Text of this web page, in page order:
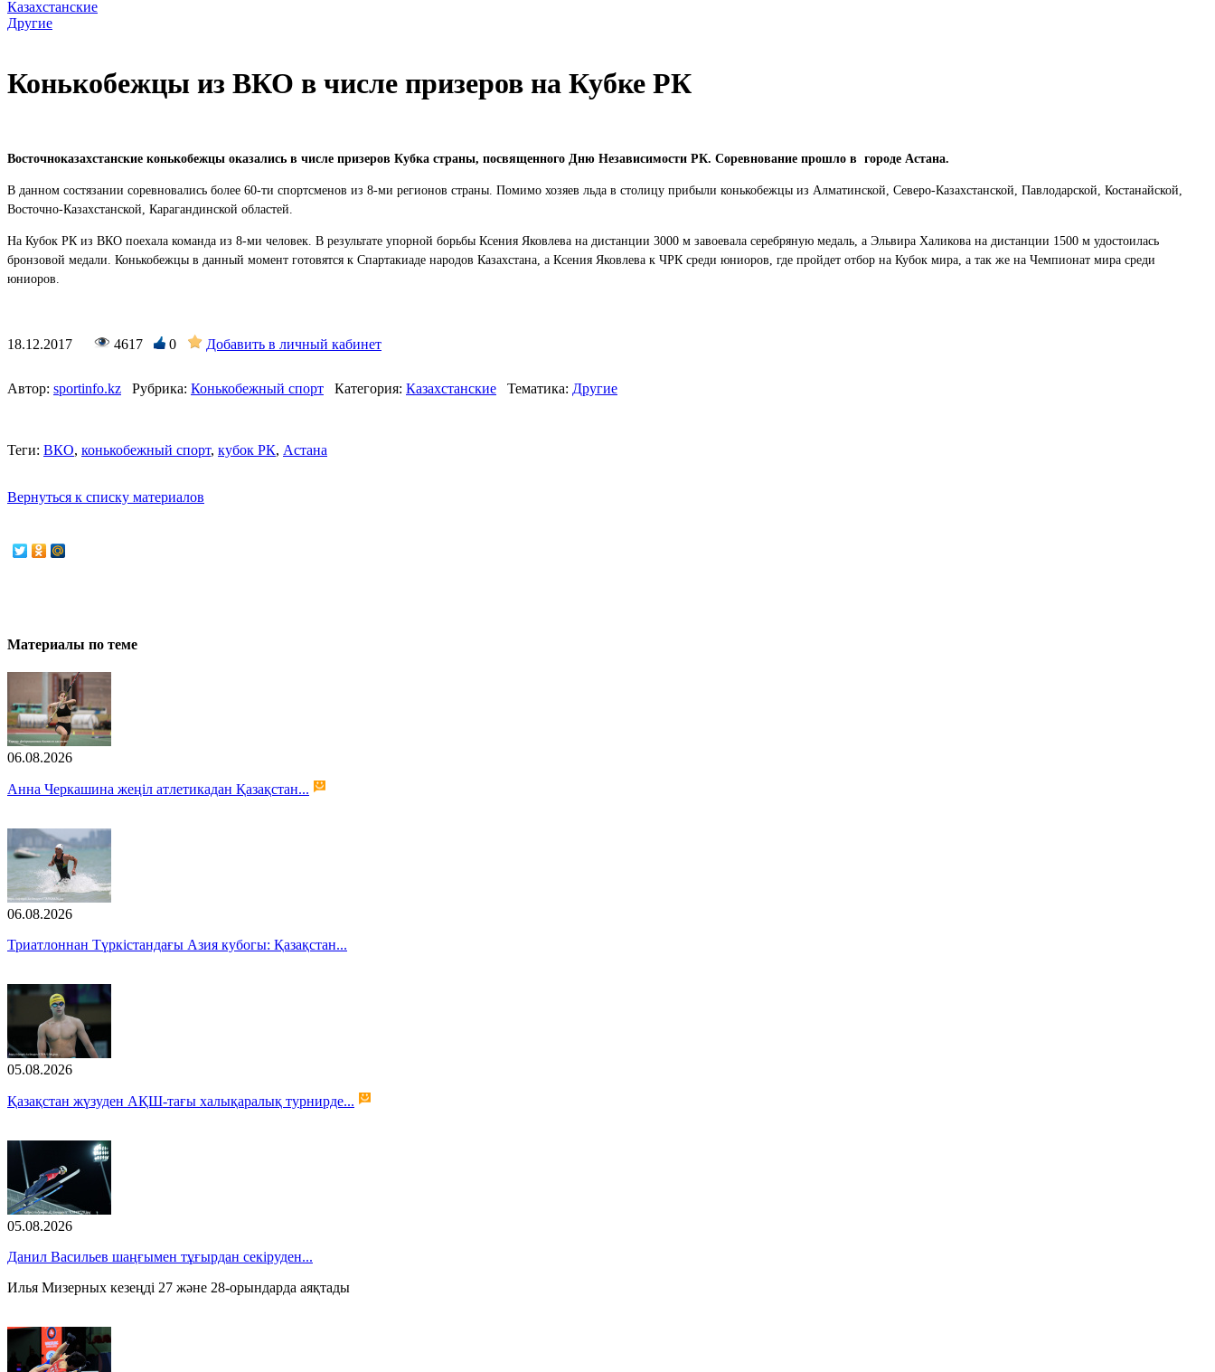
Казахстанские
Другие
Конькобежцы из ВКО в числе призеров на Кубке РК
Восточноказахстанские конькобежцы оказались в числе призеров Кубка страны, посвященного Дню Независимости РК. Соревнование прошло в городе Астана.
В данном состязании соревновались более 60-ти спортсменов из 8-ми регионов страны. Помимо хозяев льда в столицу прибыли конькобежцы из Алматинской, Северо-Казахстанской, Павлодарской, Костанайской,
Восточно-Казахстанской, Карагандинской областей.
На Кубок РК из ВКО поехала команда из 8-ми человек. В результате упорной борьбы Ксения Яковлева на дистанции 3000 м завоевала серебряную медаль, а Эльвира Халикова на дистанции 1500 м удостоилась
бронзовой медали. Конькобежцы в данный момент готовятся к Спартакиаде народов Казахстана, а Ксения Яковлева к ЧРК среди юниоров, где пройдет отбор на Кубок мира, а так же на Чемпионат мира среди
юниоров.
18.12.2017 4617 0 Добавить в личный кабинет
Автор: sportinfo.kz Рубрика: Конькобежный спорт Категория: Казахстанские Тематика: Другие
Теги: ВКО, конькобежный спорт, кубок РК, Астана
Вернуться к списку материалов
Материалы по теме
06.08.2026
Анна Черкашина жеңіл атлетикадан Қазақстан...
06.08.2026
Триатлоннан Түркістандағы Азия кубогы: Қазақстан...
05.08.2026
Қазақстан жүзуден АҚШ-тағы халықаралық турнирде...
05.08.2026
Данил Васильев шаңғымен тұғырдан секіруден...
Илья Мизерных кезеңді 27 және 28-орындарда аяқтады